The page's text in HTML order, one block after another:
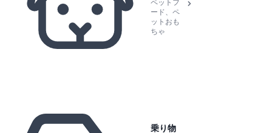
ペットフ
ード、ペ
ットおも
ちゃ
乗り物